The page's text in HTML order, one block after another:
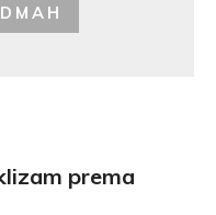
prema